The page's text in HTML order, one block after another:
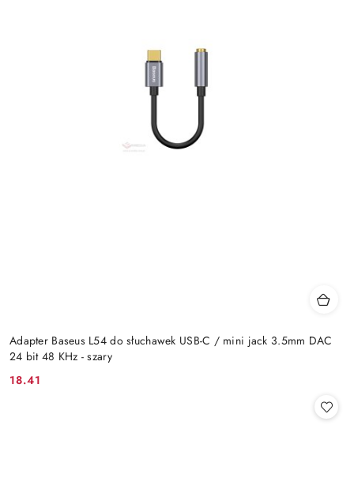
Adapter Baseus L54 do słuchawek USB-C / mini jack 3.5mm DAC
24 bit 48 KHz - szary
Cena:
18.41